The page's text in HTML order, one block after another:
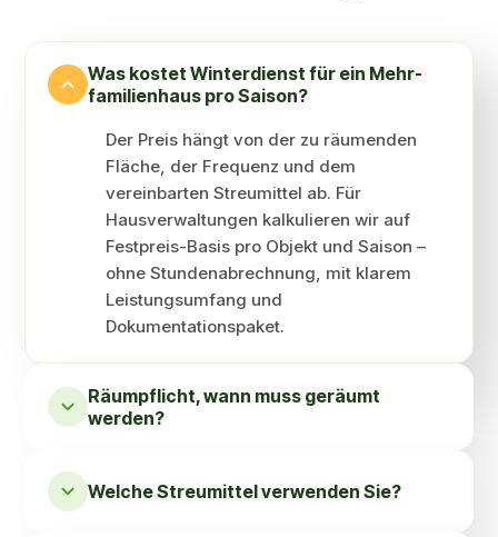
Was kostet Winter­dienst für ein Mehr­
familien­haus pro Saison?
Der Preis hängt von der zu räumenden
Fläche, der Frequenz und dem
vereinbarten Streumittel ab. Für
Hausverwaltungen kalkulieren wir auf
Festpreis-Basis pro Objekt und Saison –
ohne Stundenabrechnung, mit klarem
Leistungsumfang und
Dokumentationspaket.
Räum­pflicht, wann muss geräumt
werden?
Welche Streumittel verwenden Sie?